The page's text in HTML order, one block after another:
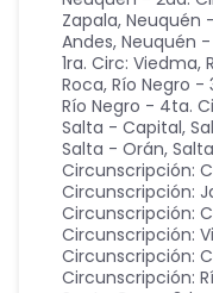
Zapala, Neuquén
Andes, Neuquén -
1ra. Circ: Viedma,
Roca, Río Negro -
Río Negro - 4ta.
Salta - Capital,
Salta - Orán,
Circunscripción:
Circunscripción:
Circunscripción:
Circunscripción:
Circunscripción:
Circunscripción: